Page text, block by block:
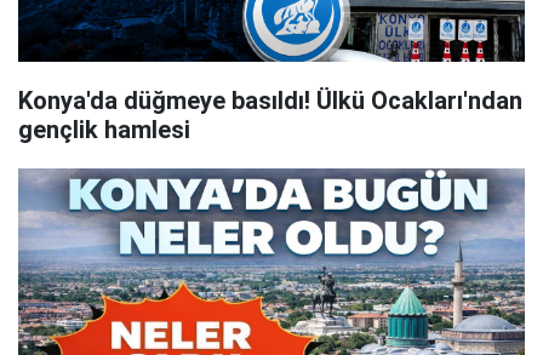
Konya'da düğmeye basıldı! Ülkü Ocakları'ndan
gençlik hamlesi